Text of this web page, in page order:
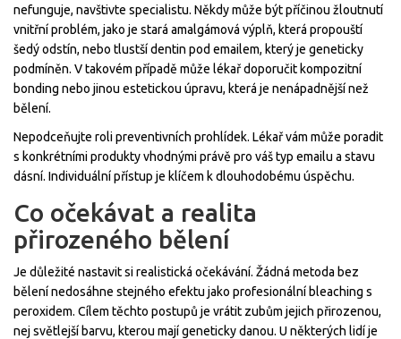
nefunguje, navštivte specialistu. Někdy může být příčinou žloutnutí
vnitřní problém, jako je stará amalgámová výplň, která propouští
šedý odstín, nebo tlustší dentin pod emailem, který je geneticky
podmíněn. V takovém případě může lékař doporučit kompozitní
bonding nebo jinou estetickou úpravu, která je nenápadnější než
bělení.
Nepodceňujte roli preventivních prohlídek. Lékař vám může poradit
s konkrétními produkty vhodnými právě pro váš typ emailu a stavu
dásní. Individuální přístup je klíčem k dlouhodobému úspěchu.
Co očekávat a realita
přirozeného bělení
Je důležité nastavit si realistická očekávání. Žádná metoda bez
bělení nedosáhne stejného efektu jako profesionální bleaching s
peroxidem. Cílem těchto postupů je vrátit zubům jejich přirozenou,
nej světlejší barvu, kterou mají geneticky danou. U některých lidí je